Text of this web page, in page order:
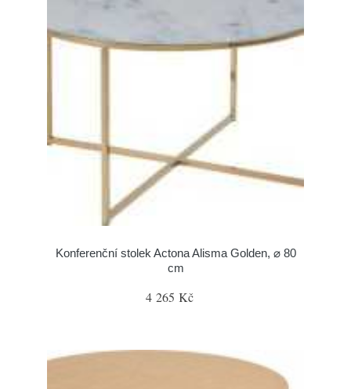
Konferenční stolek Actona Alisma Golden, ⌀ 80
cm
4 265 Kč